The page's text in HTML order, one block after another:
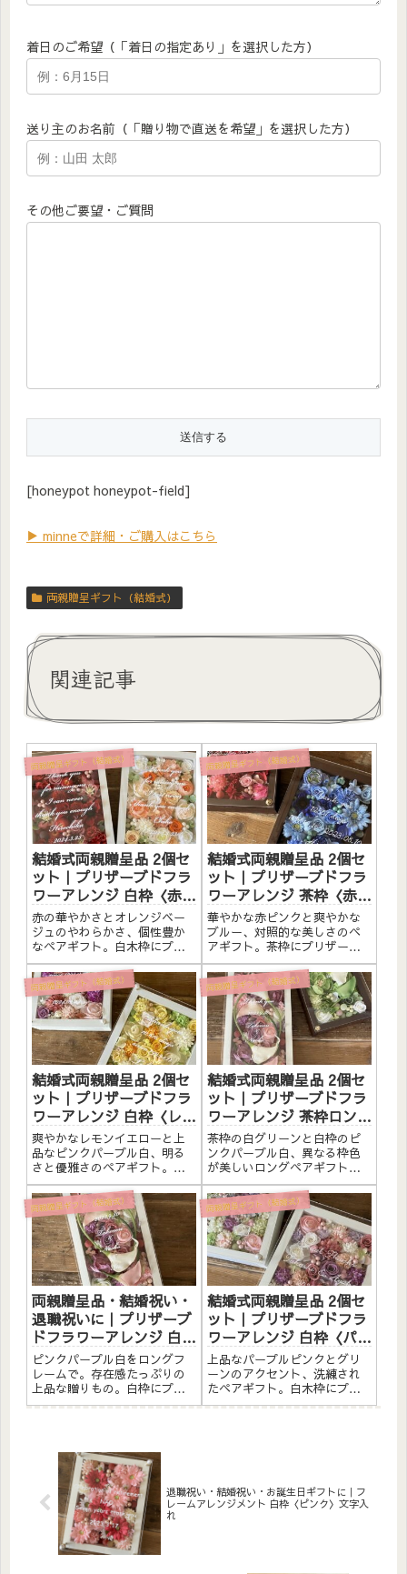
着日のご希望（「着日の指定あり」を選択した方）
送り主のお名前（「贈り物で直送を希望」を選択した方）
その他ご要望・ご質問
[honeypot honeypot-field]
▶ minneで詳細・ご購入はこちら
両親贈呈ギフト（結婚式）
関連記事
両親贈呈ギフト（結婚式）
結婚式両親贈呈品 2個セ
ット｜プリザーブドフラ
ワーアレンジ 白枠〈赤＆
オレンジベージュ白〉文
字入れ
赤の華やかさとオレンジベー
ジュのやわらかさ、個性豊か
なペアギフト。白木枠にプリ
ザーブドフラワーと造花をた
っぷりアレンジしました。ア
クリルプレートへの白文字入
れ無料。自立するので壁かけ
でも置き型でも飾れます。こ
んな方へ結婚式の両親贈呈品
に赤と...
両親贈呈ギフト（結婚式）
結婚式両親贈呈品 2個セ
ット｜プリザーブドフラ
ワーアレンジ 茶枠〈赤ピ
ンク＆ブルー〉文字入れ
華やかな赤ピンクと爽やかな
ブルー、対照的な美しさのペ
アギフト。茶枠にプリザーブ
ドフラワーと造花をたっぷり
アレンジしました。アクリル
プレートへのメッセージ入れ
無料。自立するので壁かけで
も置き型でも飾れます。こん
な方へ結婚式の両親贈呈品に
華やか...
両親贈呈ギフト（結婚式）
結婚式両親贈呈品 2個セ
ット｜プリザーブドフラ
ワーアレンジ 白枠〈レモ
ンイエロー＆ピンクパー
プル白〉文字入れ
爽やかなレモンイエローと上
品なピンクパープル白、明る
さと優雅さのペアギフト。白
木枠にプリザーブドフラワー
と造花をたっぷりアレンジし
ました。アクリルプレートへ
の白文字入れ無料。自立する
ので壁かけでも置き型でも飾
れます。こんな方へ結婚式の
両親贈...
両親贈呈ギフト（結婚式）
結婚式両親贈呈品 2個セ
ット｜プリザーブドフラ
ワーアレンジ 茶枠ロング
〈白グリーン〉＆白枠ロ
ング〈ピンクパープル
白〉文字入れ
茶枠の白グリーンと白枠のピ
ンクパープル白、異なる枠色
が美しいロングペアギフト。
茶・白枠にプリザーブドフラ
ワーと造花をたっぷりアレン
ジしました。アクリルプレー
トへのメッセージ入れ無料。
自立するので壁かけでも置き
型でも飾れます。こんな方へ
結婚式...
両親贈呈ギフト（結婚式）
両親贈呈品・結婚祝い・
退職祝いに｜プリザーブ
ドフラワーアレンジ 白枠
ロング〈ピンクパープル
白〉文字入れ
ピンクパープル白をロングフ
レームで。存在感たっぷりの
上品な贈りもの。白枠にプリ
ザーブドフラワーと造花をた
かけでも置き型でも飾れま
す。こんな方へ結婚式の両親
贈呈品に...
両親贈呈ギフト（結婚式）
結婚式両親贈呈品 2個セ
ット｜プリザーブドフラ
ワーアレンジ 白枠〈パー
プルピンク白＆パープル
ピンク白グリーン〉文字
入れ
上品なパープルピンクとグリ
ーンのアクセント、洗練され
たペアギフト。白木枠にプリ
ザーブドフラワーと造花をた
に上品...
退職祝い・結婚祝い・お誕生日ギフトに｜フ
レームアレンジメント 白枠〈ピンク〉文字入
れ